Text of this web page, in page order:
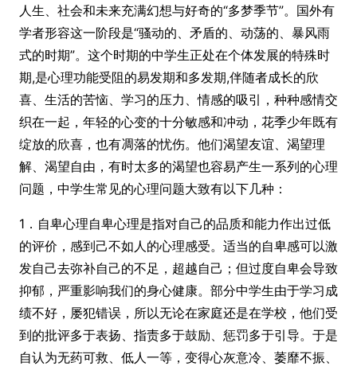
人生、社会和未来充满幻想与好奇的“多梦季节”。国外有
学者形容这一阶段是“骚动的、矛盾的、动荡的、暴风雨
式的时期”。这个时期的中学生正处在个体发展的特殊时
期,是心理功能受阻的易发期和多发期,伴随者成长的欣
喜、生活的苦恼、学习的压力、情感的吸引，种种感情交
织在一起，年轻的心变的十分敏感和冲动，花季少年既有
绽放的欣喜，也有凋落的忧伤。他们渴望友谊、渴望理
解、渴望自由，有时太多的渴望也容易产生一系列的心理
问题，中学生常见的心理问题大致有以下几种：
1．自卑心理自卑心理是指对自己的品质和能力作出过低
的评价，感到己不如人的心理感受。适当的自卑感可以激
发自己去弥补自己的不足，超越自己；但过度自卑会导致
抑郁 ，严重影响我们的身心健康。部分中学生由于学习成
绩不好，屡犯错误，所以无论在家庭还是在学校，他们受
到的批评多于表扬、指责多于鼓励、惩罚多于引导。于是
自认为无药可救、低人一等，变得心灰意冷、萎靡不振、